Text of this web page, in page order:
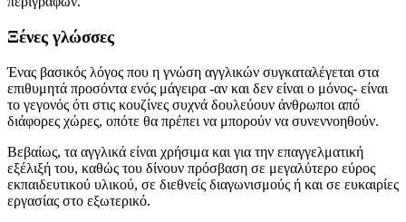
Ξένες γλώσσες
Ένας βασικός λόγος που η γνώση αγγλικών συγκαταλέγεται στα
επιθυμητά προσόντα ενός μάγειρα -αν και δεν είναι ο μόνος- είναι
το γεγονός ότι στις κουζίνες συχνά δουλεύουν άνθρωποι από
διάφορες χώρες, οπότε θα πρέπει να μπορούν να συνεννοηθούν.
Βεβαίως, τα αγγλικά είναι χρήσιμα και για την επαγγελματική
εξέλιξή του, καθώς του δίνουν πρόσβαση σε μεγαλύτερο εύρος
εκπαιδευτικού υλικού, σε διεθνείς διαγωνισμούς ή και σε ευκαιρίες
εργασίας στο εξωτερικό.